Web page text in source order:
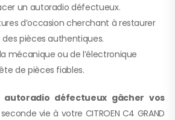
un autoradio défectueux.
d’occasion cherchant à restaurer
pièces authentiques.
mécanique ou de l’électronique
de pièces fiables.
autoradio défectueux gâcher vos
vie à votre CITROEN C4 GRAND